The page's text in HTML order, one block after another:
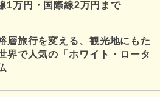
1万円・国際線2万円まで
層旅行を変える、観光地にもた
界で人気の「ホワイト・ロータ